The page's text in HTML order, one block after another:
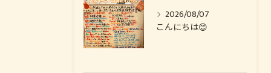
2026/08/07
こんにちは😊